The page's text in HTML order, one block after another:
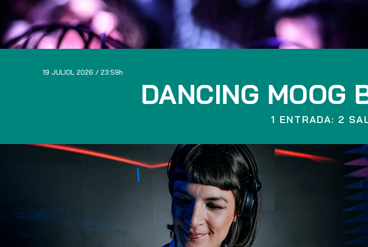
19 JULIOL 2026 23:59
DANCING MOOG
1 ENTRADA: 2